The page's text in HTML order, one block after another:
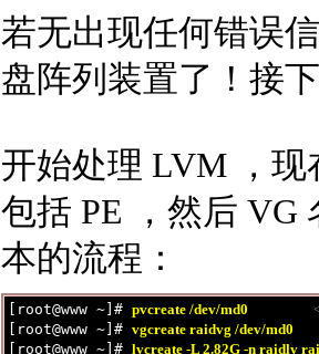
若无出现任何错误
盘阵列装置了！接
开始处理 LVM ，
包括 PE ，然后 VG
本的流程：
[root@www ~]# pvcreate /dev/md0
[root@www ~]# vgcreate raidvg /dev/
[root@www ~]# lvcreate -L 2.82G -n raidlv